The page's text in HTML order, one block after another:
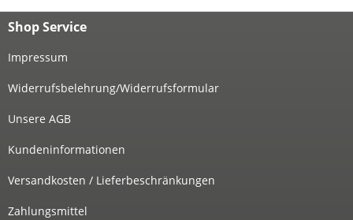
Shop Service
Impressum
Widerrufsbelehrung/Widerrufsformular
Unsere AGB
Kundeninformationen
Versandkosten / Lieferbeschränkungen
Zahlungsmittel